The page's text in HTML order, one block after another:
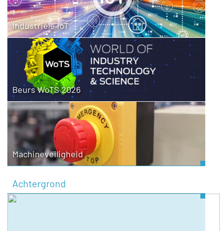
Industriële IoT
Beurs WoTS 2026
Machineveiligheid
Achtergrond